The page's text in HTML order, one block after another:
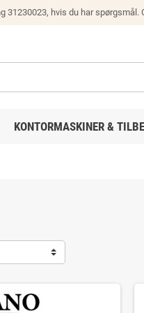
31230023, hvis du har spørgsmål.
KONTORMASKINER &